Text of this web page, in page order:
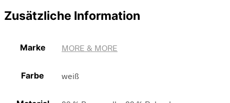
Zusätzliche Information
Marke MORE & MORE
Farbe weiß